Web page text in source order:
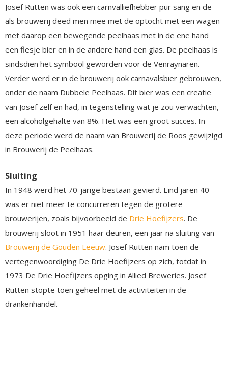
Josef Rutten was ook een carnvalliefhebber pur sang en de
als brouwerij deed men mee met de optocht met een wagen
met daarop een bewegende peelhaas met in de ene hand
een flesje bier en in de andere hand een glas. De peelhaas is
sindsdien het symbool geworden voor de Venraynaren.
Verder werd er in de brouwerij ook carnavalsbier gebrouwen,
onder de naam Dubbele Peelhaas. Dit bier was een creatie
van Josef zelf en had, in tegenstelling wat je zou verwachten,
een alcoholgehalte van 8%. Het was een groot succes. In
deze periode werd de naam van Brouwerij de Roos gewijzigd
in Brouwerij de Peelhaas.
Sluiting
In 1948 werd het 70-jarige bestaan gevierd. Eind jaren 40
was er niet meer te concurreren tegen de grotere
brouwerijen, zoals bijvoorbeeld de Drie Hoefijzers. De
brouwerij sloot in 1951 haar deuren, een jaar na sluiting van
Brouwerij de Gouden Leeuw. Josef Rutten nam toen de
vertegenwoordiging De Drie Hoefijzers op zich, totdat in
1973 De Drie Hoefijzers opging in Allied Breweries. Josef
Rutten stopte toen geheel met de activiteiten in de
drankenhandel.